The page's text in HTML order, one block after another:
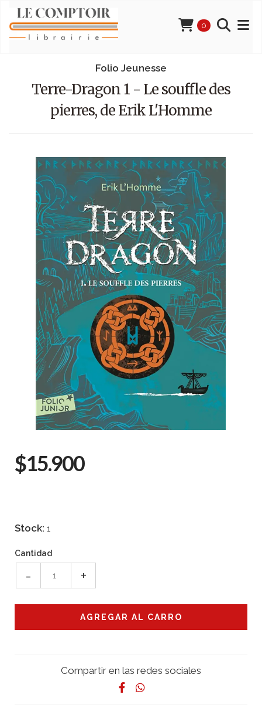
0
Folio Jeunesse
Terre-Dragon 1 - Le souffle des
pierres, de Erik L'Homme
$15.900
Stock: 1
Cantidad
- +
Compartir en las redes sociales